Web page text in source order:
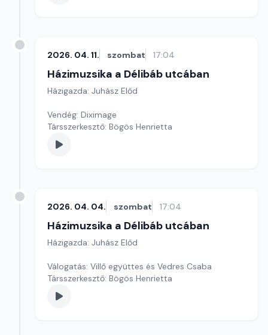
2026. 04. 11. szombat 17:04
Házimuzsika a Délibáb utcában
Házigazda: Juhász Előd
Vendég: Diximage
Társszerkesztő: Bögös Henrietta
2026. 04. 04. szombat 17:04
Házimuzsika a Délibáb utcában
Házigazda: Juhász Előd
Válogatás: Villő együttes és Vedres Csaba
Társszerkesztő: Bögös Henrietta